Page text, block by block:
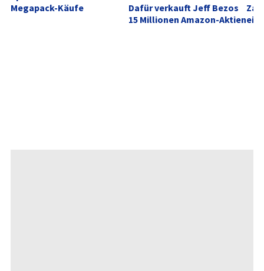
Megapack-Käufe
Dafür verkauft Jeff Bezos
15 Millionen Amazon-Aktien